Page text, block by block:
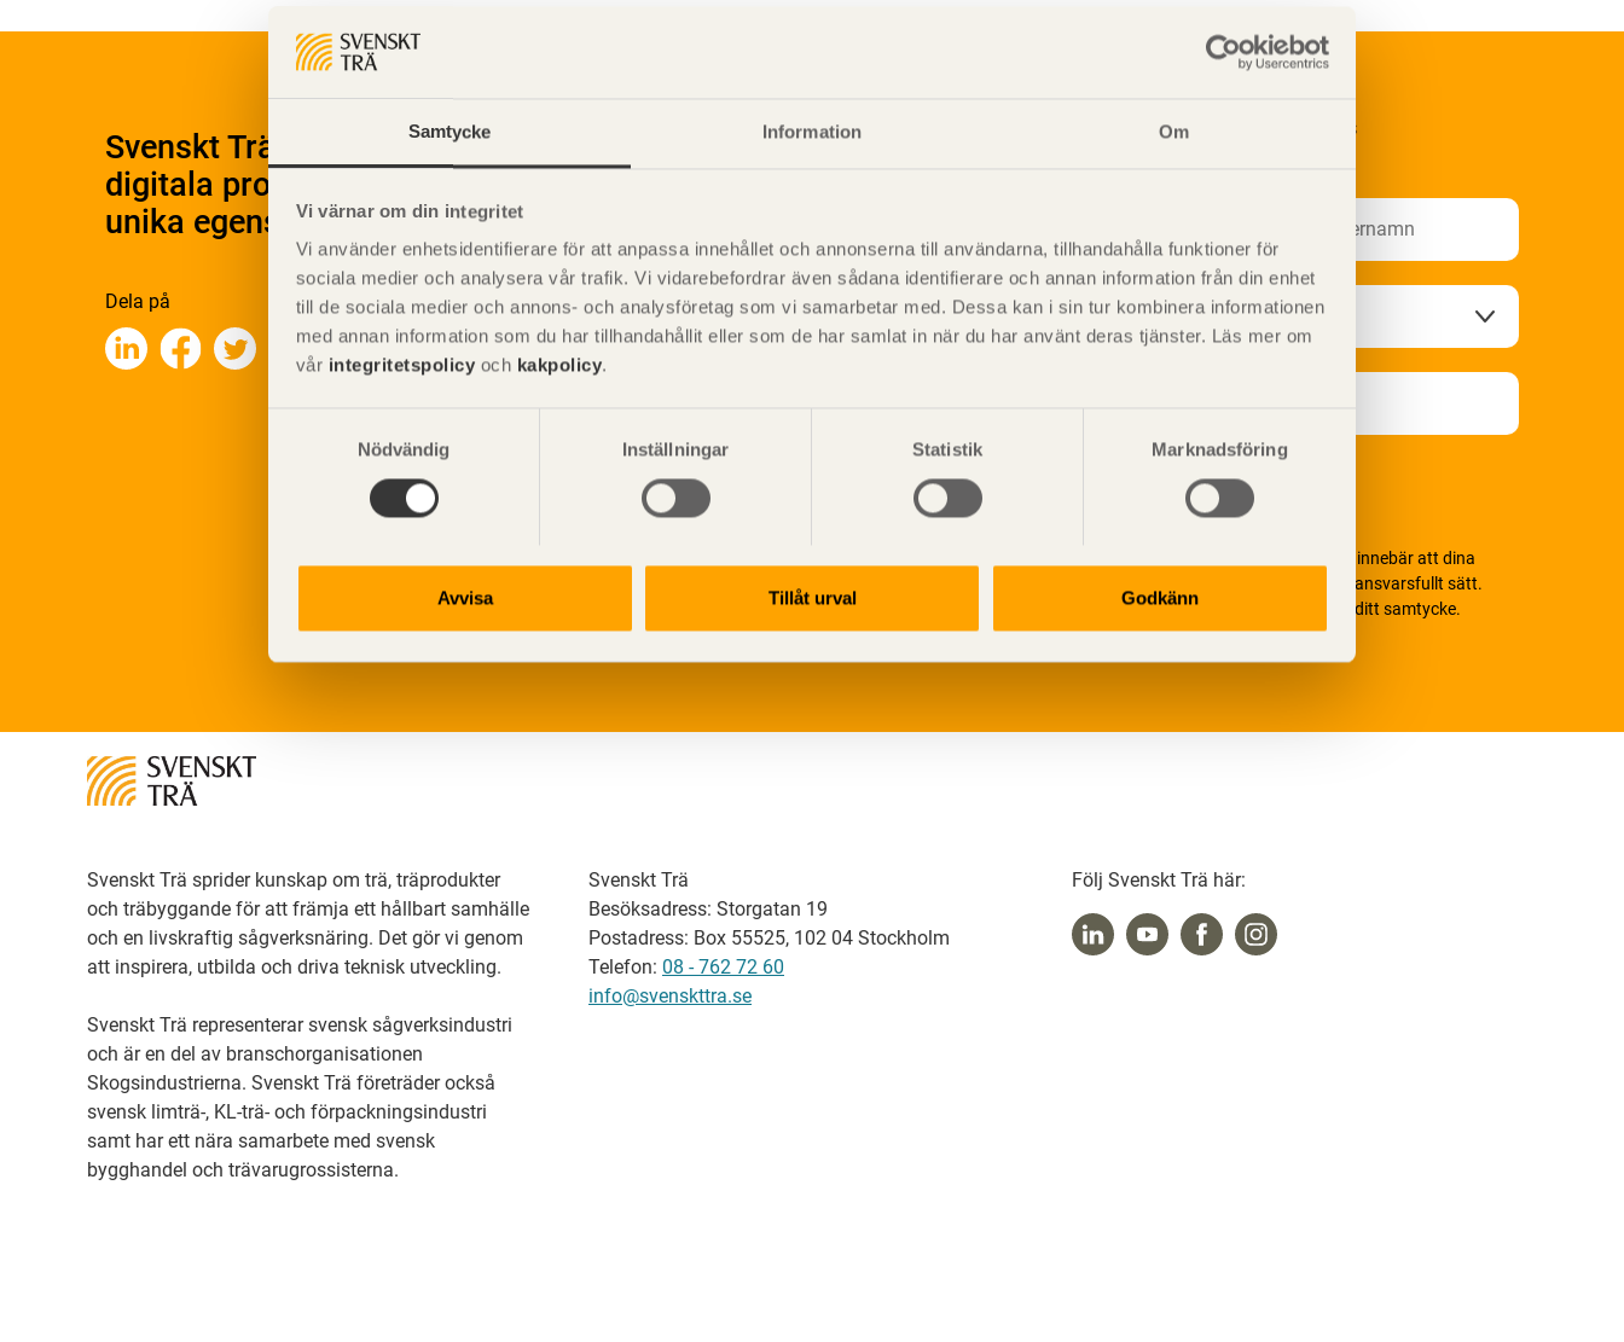
Samtycke Information Om
Vi värnar om din integritet
Vi använder enhetsidentifierare för att anpassa innehållet och annonserna till användarna, tillhandahålla funktioner för
sociala medier och analysera vår trafik. Vi vidarebefordrar även sådana identifierare och annan information från din enhet
till de sociala medier och annons- och analysföretag som vi samarbetar med. Dessa kan i sin tur kombinera informationen
med annan information som du har tillhandahållit eller som de har samlat in när du har använt deras tjänster. Läs mer om
vår integritetspolicy och kakpolicy.
Nödvändig
Inställningar Statistik Marknadsföring
Avvisa Tillåt urval Godkänn
Svenskt Träs Produktkatalog är svensk sågverksnärings
digitala produktkatalog för att beskriva träprodukter och deras
unika egenskaper.
Dela på
Prenumerera på Svenskt Träs
Vi värnar om personlig integritet vilket innebär att dina
personuppgifter alltid hanteras på ett ansvarsfullt sätt.
Genom att klicka på skicka lämnar du ditt samtycke.
Läs vårintegritetspolicy.
Svenskt Trä sprider kunskap om trä, träprodukter
och träbyggande för att främja ett hållbart samhälle
och en livskraftig sågverksnäring. Det gör vi genom
att inspirera, utbilda och driva teknisk utveckling.
Svenskt Trä representerar svensk sågverksindustri
och är en del av branschorganisationen
Skogsindustrierna. Svenskt Trä företräder också
svensk limträ-, KL-trä- och förpackningsindustri
samt har ett nära samarbete med svensk
bygghandel och trävarugrossisterna.
Svenskt Trä
Besöksadress: Storgatan 19
Postadress: Box 55525, 102 04 Stockholm
Telefon: 08 - 762 72 60
info@svenskttra.se
Följ Svenskt Trä här: